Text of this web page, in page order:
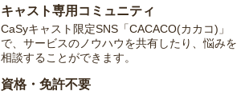
キャスト専用コミュニティ
CaSyキャスト限定SNS「CACACO(カカコ)」
で、サービスのノウハウを共有したり、悩みを
相談することができます。
資格・免許不要